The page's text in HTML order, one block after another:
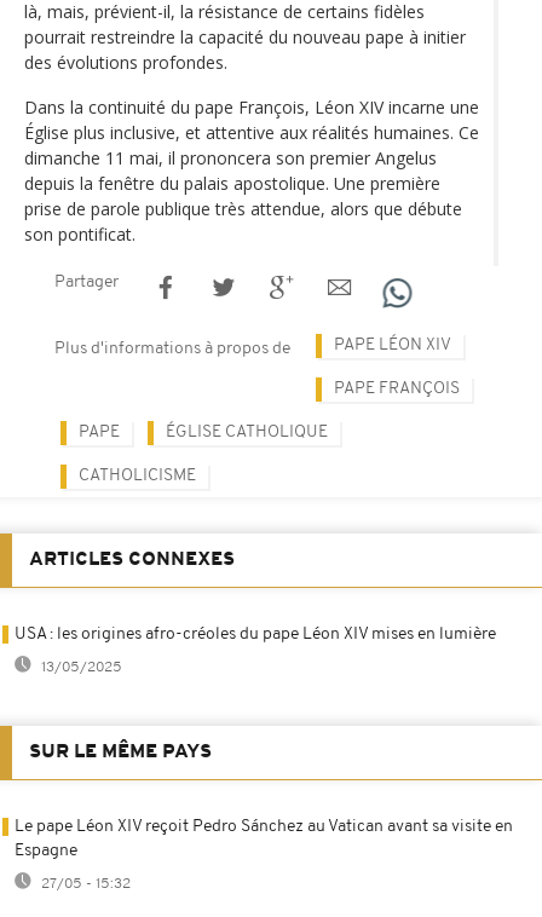
là, mais, prévient-il, la résistance de certains fidèles
pourrait restreindre la capacité du nouveau pape à initier
des évolutions profondes.
Dans la continuité du pape François, Léon XIV incarne une
Église plus inclusive, et attentive aux réalités humaines. Ce
dimanche 11 mai, il prononcera son premier Angelus
depuis la fenêtre du palais apostolique. Une première
prise de parole publique très attendue, alors que débute
son pontificat.
Partager
Plus d'informations à propos de PAPE LÉON XIV
PAPE FRANÇOIS
PAPE ÉGLISE CATHOLIQUE
CATHOLICISME
ARTICLES CONNEXES
USA : les origines afro-créoles du pape Léon XIV mises en lumière
13/05/2025
SUR LE MÊME PAYS
Le pape Léon XIV reçoit Pedro Sánchez au Vatican avant sa visite en
Espagne
27/05 - 15:32